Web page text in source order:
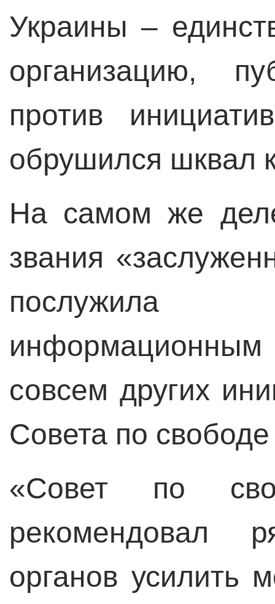
Украины –
организацию,
против
обрушился шквал
На самом же
звания
послужила
совсем других
Совета по
«Совет по
рекомендовал
органов усилить